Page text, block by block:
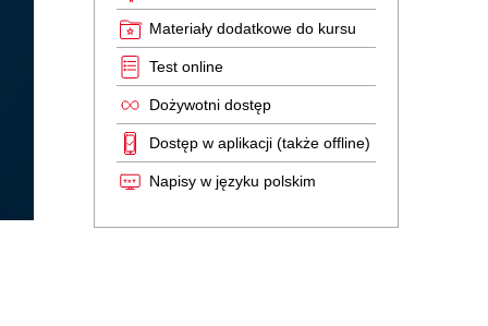
Materiały dodatkowe do kursu
Test online
Dożywotni dostęp
Dostęp w aplikacji (także offline)
Napisy w języku polskim